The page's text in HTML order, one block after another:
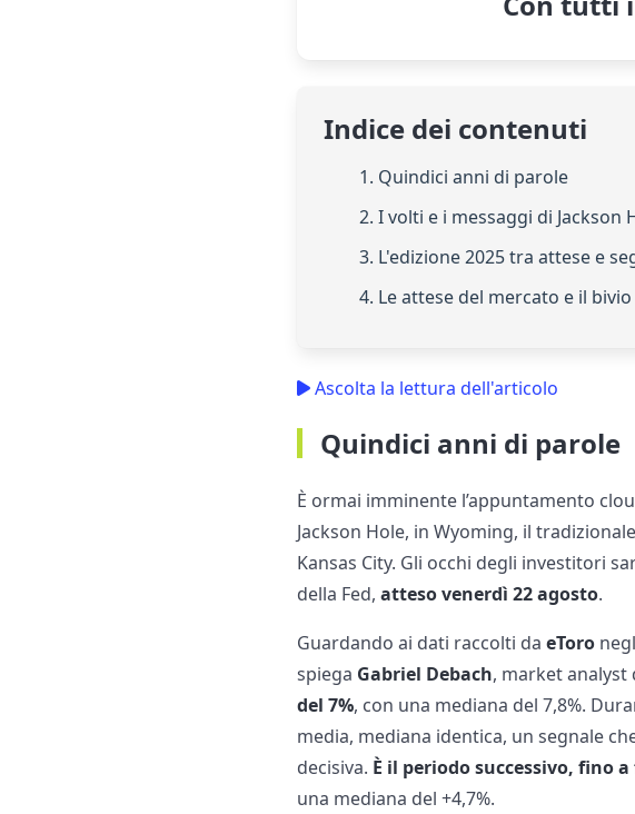
Indice dei contenuti
1. Quindici anni di parole
2. I volti e i messaggi di Jackson
3. L'edizione 2025 tra attese e
4. Le attese del mercato e il bivio
Ascolta la lettura dell'articolo
Quindici anni di parole
È ormai imminente l’appuntamento
Jackson Hole, in Wyoming, il
Kansas City. Gli occhi degli investitori
della Fed,atteso venerdì 22 agosto.
Guardando ai dati raccolti daeToro
spiega Gabriel Debach, market analyst
del 7%, con una mediana del 7,8%.
media, mediana identica, un segnale
decisiva. È il periodo successivo, fino
una mediana del +4,7%.